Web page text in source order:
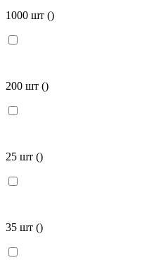
1000 шт ()
200 шт ()
25 шт ()
35 шт ()